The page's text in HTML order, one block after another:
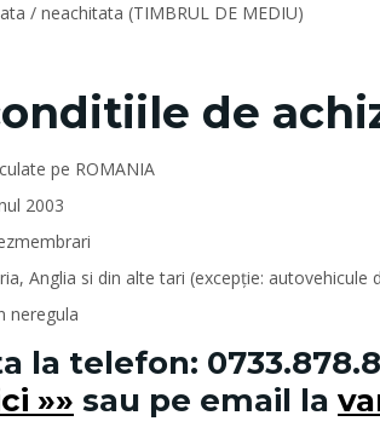
/ neachitata (TIMBRUL DE MEDIU)
de
pe ROMANIA
2003
Anglia si din alte tari (excepție: autovehicule
neregula
la telefon:
»» sau pe email la